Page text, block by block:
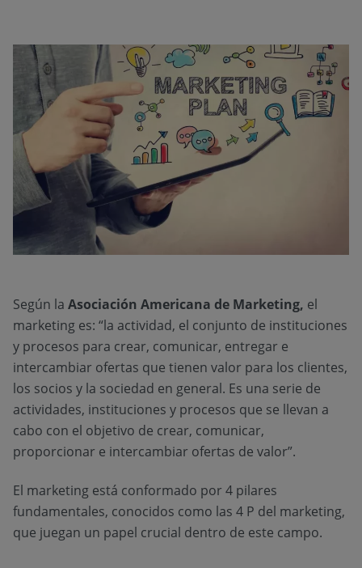
Según la Asociación Americana de Marketing, el
marketing es: “la actividad, el conjunto de instituciones
y procesos para crear, comunicar, entregar e
intercambiar ofertas que tienen valor para los clientes,
los socios y la sociedad en general. Es una serie de
actividades, instituciones y procesos que se llevan a
cabo con el objetivo de crear, comunicar,
proporcionar e intercambiar ofertas de valor”.
El marketing está conformado por 4 pilares
fundamentales, conocidos como las 4 P del marketing,
que juegan un papel crucial dentro de este campo.